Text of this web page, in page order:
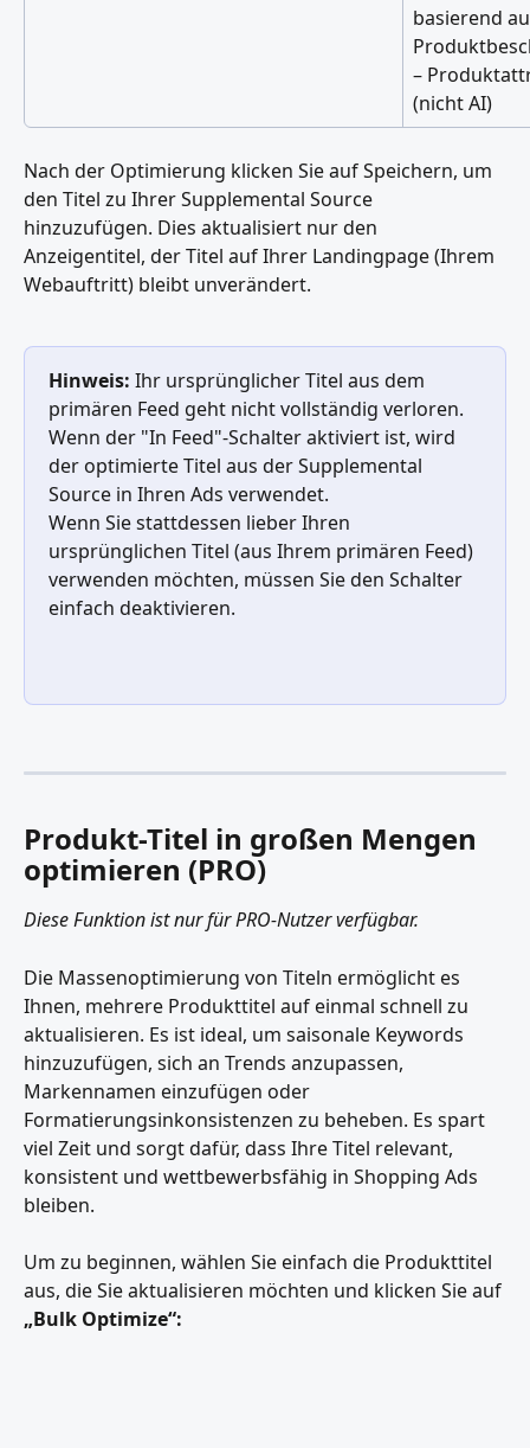
basierend
–
(nicht AI)
Nach der Optimierung klicken Sie auf Speichern, um
den Titel zu Ihrer Supplemental Source
hinzuzufügen. Dies aktualisiert nur den
Anzeigentitel, der Titel auf Ihrer Landingpage (Ihrem
Webauftritt) bleibt unverändert.
Hinweis: Ihr ursprünglicher Titel aus dem
primären Feed geht nicht vollständig verloren.
Wenn der "In Feed"-Schalter aktiviert ist, wird
der optimierte Titel aus der Supplemental
Source in Ihren Ads verwendet.
Wenn Sie stattdessen lieber Ihren
ursprünglichen Titel (aus Ihrem primären Feed)
verwenden möchten, müssen Sie den Schalter
einfach deaktivieren.
Produkt-Titel in großen Mengen
optimieren (PRO)
Diese Funktion ist nur für PRO-Nutzer verfügbar.
Die Massenoptimierung von Titeln ermöglicht es
Ihnen, mehrere Produkttitel auf einmal schnell zu
aktualisieren. Es ist ideal, um saisonale Keywords
hinzuzufügen, sich an Trends anzupassen,
Markennamen einzufügen oder
Formatierungsinkonsistenzen zu beheben. Es spart
viel Zeit und sorgt dafür, dass Ihre Titel relevant,
konsistent und wettbewerbsfähig in Shopping Ads
bleiben.
Um zu beginnen, wählen Sie einfach die Produkttitel
aus, die Sie aktualisieren möchten und klicken Sie auf
„Bulk Optimize“: